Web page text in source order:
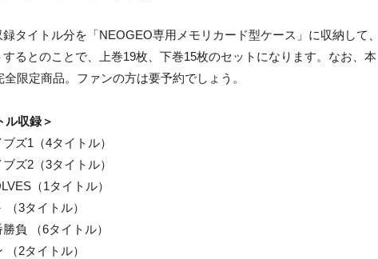
タイトル分を「NEOGEO専用メモリカード型ケース」に収納して、
るとのことで、上巻19枚、下巻15枚のセットになります。なお、本
限定商品。ファンの方は要予約でしょう。
ル収録＞
ズ1（4タイトル）
ズ2（3タイトル）
（1タイトル）
3タイトル）
負 （6タイトル）
2タイトル）